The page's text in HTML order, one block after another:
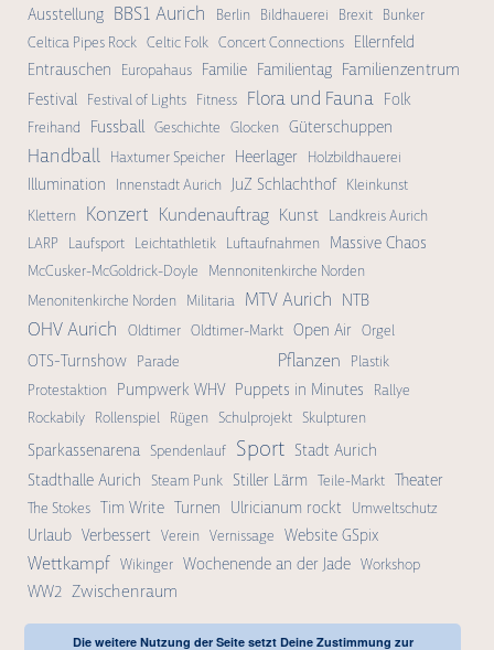
Ausstellung BBS1 Aurich Berlin Bildhauerei Brexit Bunker
Celtica Pipes Rock Celtic Folk Concert Connections Ellernfeld
Entrauschen
Europahaus Familie Familientag Familienzentrum
Festival Festival of Lights Fitness Flora und Fauna Folk
Freihand Fussball Geschichte Glocken Güterschuppen
Handball Haxtumer Speicher Heerlager Holzbildhauerei
Illumination Innenstadt Aurich JuZ Schlachthof Kleinkunst
Klettern
Konzert Kundenauftrag Kunst Landkreis Aurich
LARP Laufsport Leichtathletik Luftaufnahmen Massive Chaos
McCusker-McGoldrick-Doyle
Mennonitenkirche Norden
Menonitenkirche Norden
Militaria MTV Aurich NTB
OHV Aurich Oldtimer Oldtimer-Markt Open Air Orgel
OTS-Turnshow Parade Pflanzen
Plastik
Protestaktion
Pumpwerk WHV Puppets in Minutes
Rallye
Rockabily Rollenspiel Rügen Schulprojekt Skulpturen
Sparkassenarena Spendenlauf Sport Stadt Aurich
Stadthalle Aurich Steam Punk Stiller Lärm Teile-Markt Theater
The Stokes Tim Write Turnen Ulricianum rockt Umweltschutz
Urlaub Verbessert Verein Vernissage Website GSpix
Wettkampf Wikinger Wochenende an der Jade Workshop
WW2 Zwischenraum
Die weitere Nutzung der Seite setzt Deine Zustimmung zur